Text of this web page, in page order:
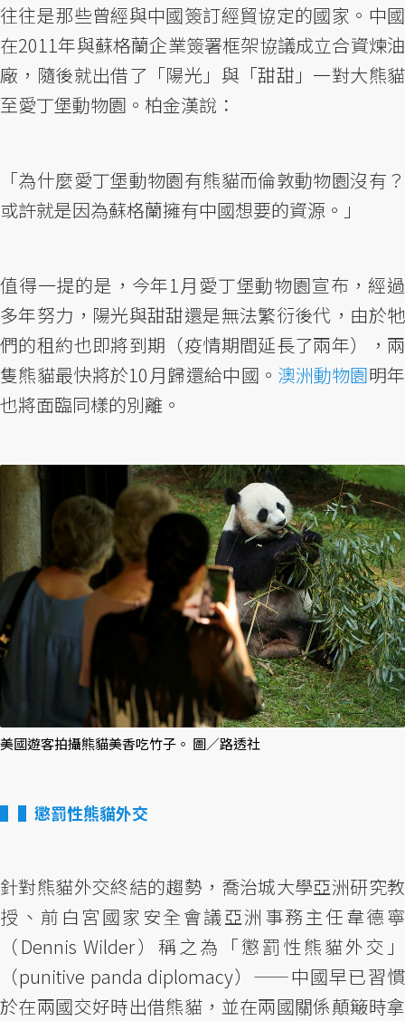
往往是那些曾經與中國簽訂經貿協定的國家。中國
在2011年與蘇格蘭企業簽署框架協議成立合資煉油
廠，隨後就出借了「陽光」與「甜甜」一對大熊貓
至愛丁堡動物園。柏金漢說：
「為什麼愛丁堡動物園有熊貓而倫敦動物園沒有？
或許就是因為蘇格蘭擁有中國想要的資源。」
值得一提的是，今年1月愛丁堡動物園宣布，經過
多年努力，陽光與甜甜還是無法繁衍後代，由於牠
們的租約也即將到期（疫情期間延長了兩年），兩
隻熊貓最快將於10月歸還給中國。 澳洲動物園明年
也將面臨同樣的別離。
美國遊客拍攝熊貓美香吃竹子。 圖／路透社
▌懲罰性熊貓外交
針對熊貓外交終結的趨勢，喬治城大學亞洲研究教
授、前白宮國家安全會議亞洲事務主任韋德寧
（Dennis Wilder）稱之為「懲罰性熊貓外交」
（punitive panda diplomacy）——中國早已習慣
於在兩國交好時出借熊貓，並在兩國關係顛簸時拿